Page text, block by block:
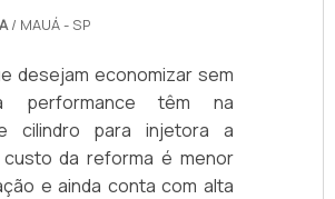
/ MAUÁ - SP
desejam economizar sem
performance têm na
cilindro para injetora a
da reforma é menor
e ainda conta com alta